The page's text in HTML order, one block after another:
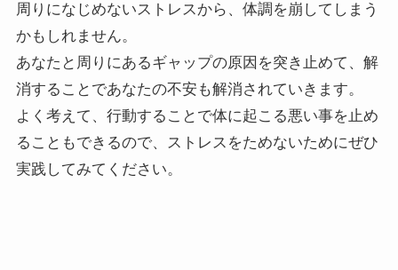
周りになじめないストレスから、体調を崩してしまう
かもしれません。
あなたと周りにあるギャップの原因を突き止めて、解
消することであなたの不安も解消されていきます。
よく考えて、行動することで体に起こる悪い事を止め
ることもできるので、ストレスをためないためにぜひ
実践してみてください。